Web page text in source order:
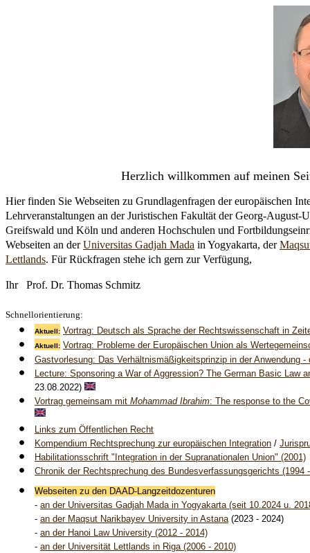
Herzlich willkommen auf meinen
Hier finden Sie Webseiten zu Grundlagenfragen der europäischen
Lehrveranstaltungen an der Juristischen Fakultät der Georg-
Greifswald und Köln und anderen Hochschulen und
Webseiten an derUniversitas Gadjah Mada in Yogyakarta, der
Lettlands. Für Rückfragen stehe ich gern zur Verfügung,
Ihr Prof. Dr. Thomas Schmitz
Schnellorientierung:
Aktuell: Vortrag: Deutsch als Sprache der Rechtswissenschaft in
Aktuell: Vortrag: Probleme der Europäischen Union als
Gastvorlesung: Das Verhältnismäßigkeitsprinzip in der Anwendung
Lecture: Sponsoring a War of Aggression? The German Basic Law
23.08.2022)
Vortrag gemeinsam mit Mohammad Ibrahim: The response to the
Links zum Öffentlichen Recht
Kompendium Rechtsprechung zur europäischen Integration /
Habilitationsschrift "Integration in der Supranationalen Union" (2001)
Chronik der Rechtsprechung des Bundesverfassungsgerichts (1994
Webseiten zu den DAAD-Langzeitdozenturen
- an der Universitas Gadjah Mada in Yogyakarta(seit 10.2024 u.
- an der Maqsut Narikbayev University in Astana(2023 - 2024)
- an der Hanoi Law University (2012 - 2014)
- an der Universität Lettlands in Riga(2006 - 2010)